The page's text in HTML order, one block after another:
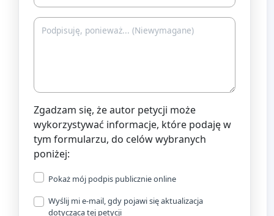
Zgadzam się, że autor petycji może
wykorzystywać informacje, które podaję w
tym formularzu, do celów wybranych
poniżej:
Pokaż mój podpis publicznie online
Wyślij mi e-mail, gdy pojawi się aktualizacja
dotycząca tej petycji